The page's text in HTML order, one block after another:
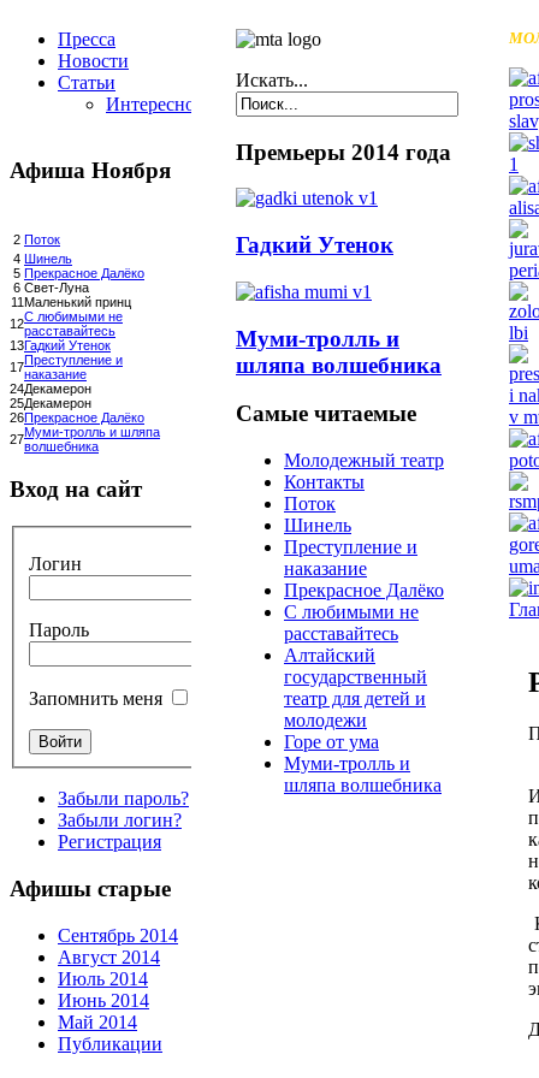
Пресса
Новости
Статьи
Интересное
Афиша Ноября
2 Поток
4 Шинель
5 Прекрасное Далёко
6 Свет-Луна
11Маленький принц
12С любимыми не
расставайтесь
13Гадкий Утенок
17Преступление и
наказание
24Декамерон
25Декамерон
26Прекрасное Далёко
27Муми-тролль и шляпа
волшебника
Вход на сайт
Логин
Пароль
Запомнить меня
Забыли пароль?
Забыли логин?
Регистрация
Афишы старые
Сентябрь 2014
Август 2014
Июль 2014
Июнь 2014
Май 2014
Публикации
Искать...
Премьеры 2014 года
Гадкий Утенок
Муми-тролль и
шляпа волшебника
Самые читаемые
Молодежный театр
Контакты
Поток
Шинель
Преступление и
наказание
Прекрасное Далёко
С любимыми не
расставайтесь
Алтайский
государственный
театр для детей и
молодежи
Горе от ума
Муми-тролль и
шляпа волшебника